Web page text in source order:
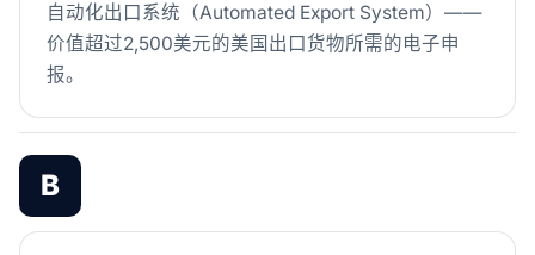
自动化出口系统（Automated Export System）——
价值超过2,500美元的美国出口货物所需的电子申
报。
B